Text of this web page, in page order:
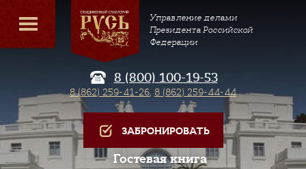
Управление делами
Президента Российской
Федерации
8 (800) 100-19-53
8 (862) 259-41-26, 8 (862) 259-44-44
ЗАБРОНИРОВАТЬ
Гостевая книга